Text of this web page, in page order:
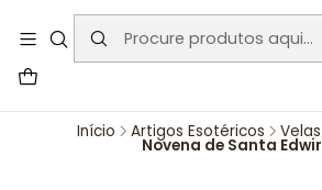
User-agent: * Allow: / Sitemap:
https://www.auraemporium.pt/
Início Artigos Esotéricos Velas
Novena de Santa